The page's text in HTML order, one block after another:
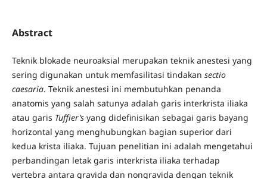
Abstract
Teknik blokade neuroaksial merupakan teknik anestesi yang
sering digunakan untuk memfasilitasi tindakan sectio
caesaria. Teknik anestesi ini membutuhkan penanda
anatomis yang salah satunya adalah garis interkrista iliaka
atau garis Tuffier’syang didefinisikan sebagai garis bayang
horizontal yang menghubungkan bagian superior dari
kedua krista iliaka. Tujuan penelitian ini adalah mengetahui
perbandingan letak garis interkrista iliaka terhadap
vertebra antara gravida dan nongravida dengan teknik